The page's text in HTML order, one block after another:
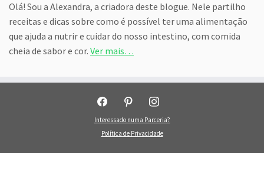
Olá! Sou a Alexandra, a criadora deste blogue. Nele partilho
receitas e dicas sobre como é possível ter uma alimentação
que ajuda a nutrir e cuidar do nosso intestino, com comida
cheia de sabor e cor. Ver mais…
facebook pinterest instagram
Interessado numa Parceria?
Política de Privacidade